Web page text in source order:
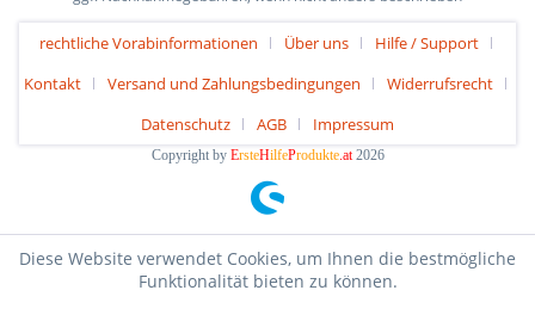
rechtliche Vorabinformationen Über uns
Hilfe / Support
Kontakt
Versand und Zahlungsbedingungen
Widerrufsrecht
Datenschutz
AGB Impressum
Copyright by ErsteHilfeProdukte.at2026
Diese Website verwendet Cookies, um Ihnen die bestmögliche
Funktionalität bieten zu können.